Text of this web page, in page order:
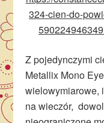
324-cien-do-
Z pojedynczymi
Metallix Mono
wielowymiarowe,
na wieczór,